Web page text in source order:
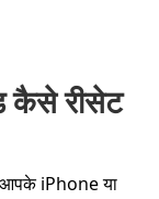
कैसे रीसेट
आपके iPhone या